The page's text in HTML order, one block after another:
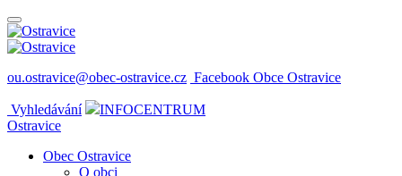
ou.ostravice@obec-ostravice.cz Facebook Obce Ostravice
Vyhledávání
INFOCENTRUM
Ostravice
Obec Ostravice
O obci